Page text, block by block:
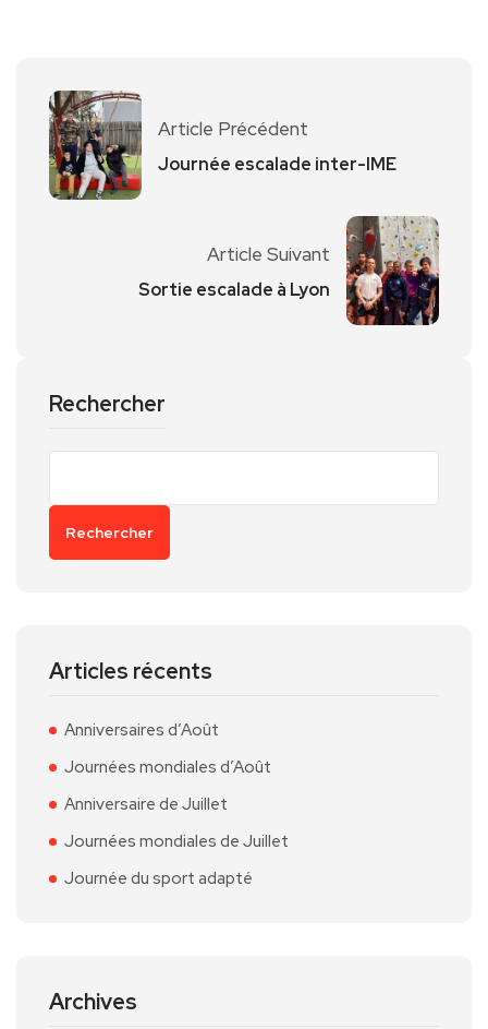
Article Précédent
Journée escalade inter-IME
Article Suivant
Sortie escalade à Lyon
Rechercher
Rechercher
Articles récents
Anniversaires d’Août
Journées mondiales d’Août
Anniversaire de Juillet
Journées mondiales de Juillet
Journée du sport adapté
Archives